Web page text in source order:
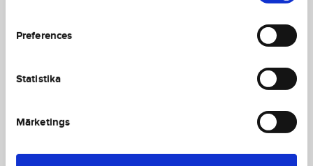
Preferences
Statistika
Mārketings